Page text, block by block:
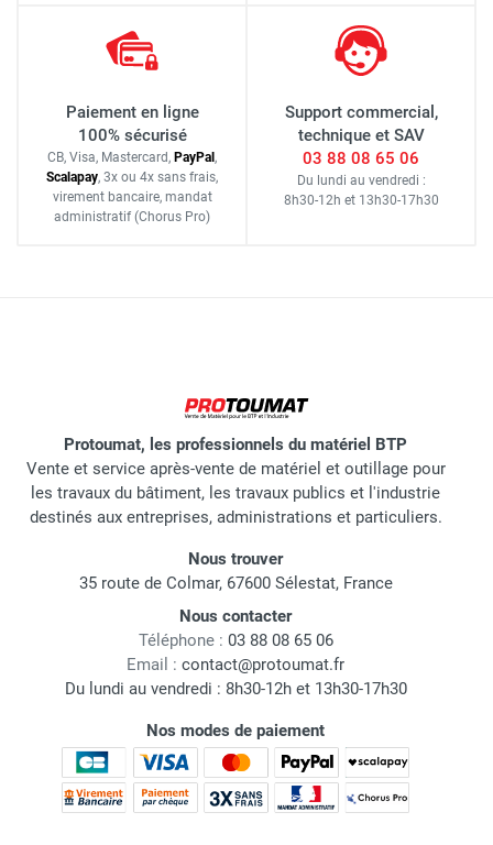
Paiement en ligne
100% sécurisé
CB, Visa, Mastercard, PayPal,
Scalapay, 3x ou 4x sans frais,
virement bancaire, mandat
administratif (Chorus Pro)
Support commercial,
technique et SAV
03 88 08 65 06
Du lundi au vendredi :
8h30-12h et 13h30-17h30
Protoumat, les professionnels du matériel BTP
Vente et service après-vente de matériel et outillage pour
les travaux du bâtiment, les travaux publics et l'industrie
destinés aux entreprises, administrations et particuliers.
Nous trouver
35 route de Colmar, 67600 Sélestat, France
Nous contacter
Téléphone : 03 88 08 65 06
Email : contact@protoumat.fr
Du lundi au vendredi : 8h30-12h et 13h30-17h30
Nos modes de paiement